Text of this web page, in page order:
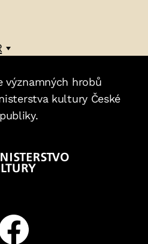
významných hrobů
kultury České